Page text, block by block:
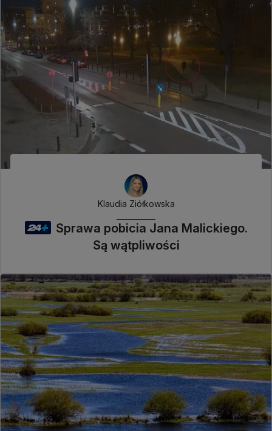
Klaudia Ziółkowska
Sprawa pobicia Jana Malickiego.
Są wątpliwości